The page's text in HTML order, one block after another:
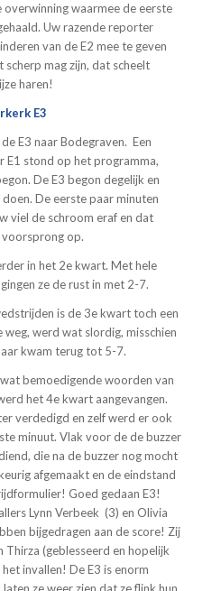
waarmee de eerste
Uw razende reporter
van de E2 mee te geven
mag zijn, dat scheelt
haren!
E3
E3 naar Bodegraven. Een
E1 stond op het programma,
De E3 begon degelijk en
De eerste paar minuten
viel de schroom eraf en dat
op.
in het 2e kwart. Met hele
ze de rust in met 2-7.
is de 3e kwart toch een
werd wat slordig, misschien
kwam terug tot 5-7.
bemoedigende woorden van
het 4e kwart aangevangen.
verdedigd en zelf werd er ook
minuut. Vlak voor de de buzzer
die na de buzzer nog mocht
afgemaakt en de eindstand
Goed gedaan E3!
Lynn Verbeek (3) en Olivia
bijgedragen aan de score! Zij
(geblesseerd en hopelijk
invallen! De E3 is enorm
ze weer zien dat ze flink hun